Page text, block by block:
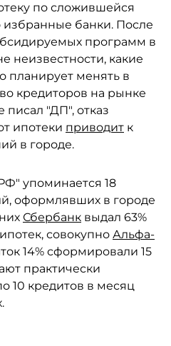
по сложившейся
избранные банки. После
программ в
неизвестности, какие
планирует менять в
кредиторов на рынке
писал "ДП", отказ
ипотеки приводит к
в городе.
упоминается 18
оформлявших в городе
Сбербанк выдал 63%
совокупно Альфа-
14% сформировали 15
практически
10 кредитов в месяц